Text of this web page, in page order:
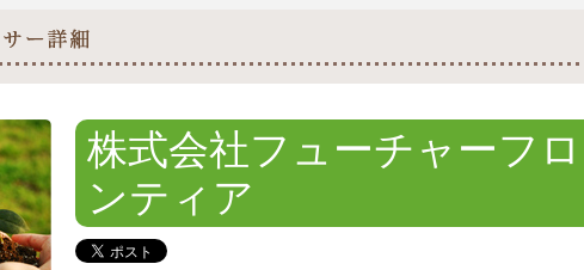
株式会社フューチャーフロ
ンティア